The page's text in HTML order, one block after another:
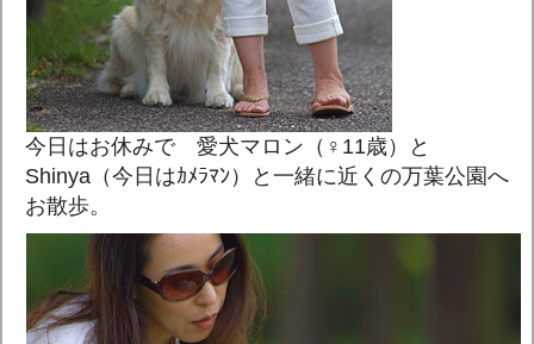
今日はお休みで 愛犬マロン（♀11歳）と
Shinya（今日はｶﾒﾗﾏﾝ）と一緒に近くの万葉公園へ
お散歩。